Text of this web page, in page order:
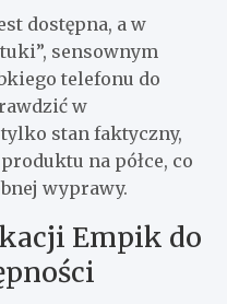
dostępna, a w
sensownym
telefonu do
w
stan faktyczny,
na półce, co
wyprawy.
Empik do